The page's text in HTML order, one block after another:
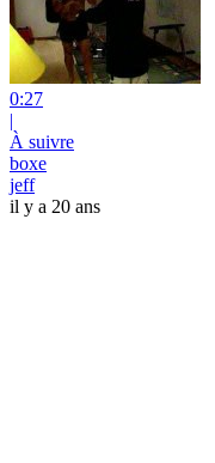
0:27
|
À suivre
boxe
jeff
il y a 20 ans